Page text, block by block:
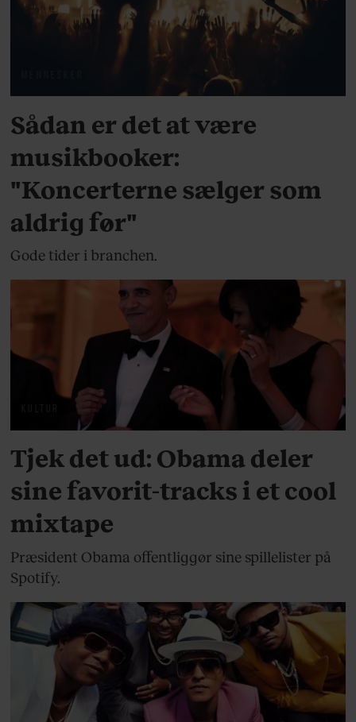
Sådan er det at være
musikbooker:
"Koncerterne sælger som
aldrig før"
Gode tider i branchen.
Tjek det ud: Obama deler
sine favorit-tracks i et cool
mixtape
Præsident Obama offentliggør sine spillelister på
Spotify.